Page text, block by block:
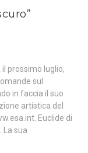
il prossimo luglio,
sul
in faccia il suo
artistica del
Euclide di
La sua